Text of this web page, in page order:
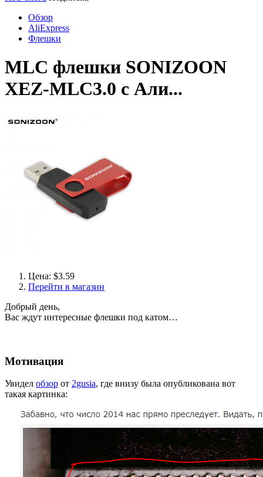
Обзор
AliExpress
Флешки
MLC флешки SONIZOON
XEZ-MLC3.0 с Али...
Цена: $3.59
Перейти в магазин
Добрый день,
Вас ждут интересные флешки под катом…
Мотивация
Увидел обзор от 2gusia, где внизу была опубликована вот
такая картинка: